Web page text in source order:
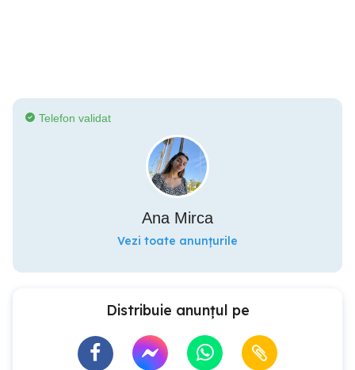
Telefon validat
Ana Mirca
Vezi toate anunțurile
Distribuie anunțul pe